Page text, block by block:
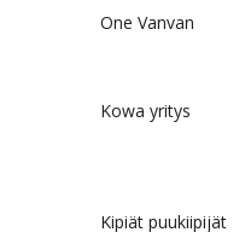
One Vanvan
Kowa yritys
Kipiät puukiipijät